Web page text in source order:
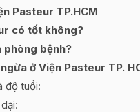
Pasteur TP.HCM
có tốt không?
phòng bệnh?
ở Viện Pasteur TP.
độ tuổi: